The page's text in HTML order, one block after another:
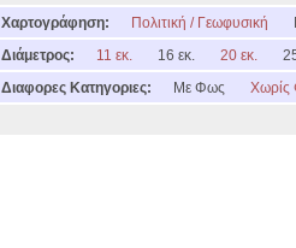
Χαρτογράφηση: Πολιτική / Γεωφυσική
Διάμετρος:
11 εκ. 16 εκ. 20 εκ.
Διαφορες Κατηγοριες:
Με Φως Χωρίς